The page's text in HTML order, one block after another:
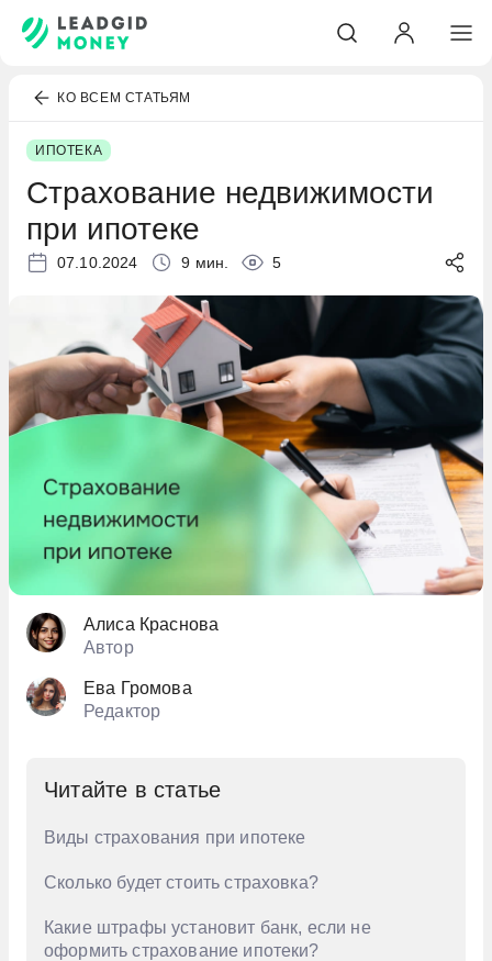
КО ВСЕМ СТАТЬЯМ
ИПОТЕКА
Страхование недвижимости
при ипотеке
07.10.2024 9 мин. 5
Алиса Краснова
Автор
Ева Громова
Редактор
Читайте в статье
Виды страхования при ипотеке
Сколько будет стоить страховка?
Какие штрафы установит банк, если не
оформить страхование ипотеки?